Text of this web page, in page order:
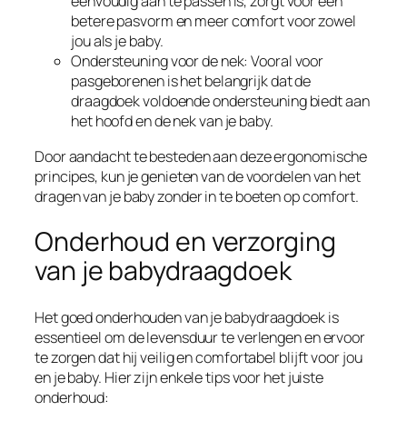
betere pasvorm en meer comfort voor zowel
jou als je baby.
Ondersteuning voor de nek: Vooral voor
pasgeborenen is het belangrijk dat de
draagdoek voldoende ondersteuning biedt aan
het hoofd en de nek van je baby.
Door aandacht te besteden aan deze ergonomische
principes, kun je genieten van de voordelen van het
dragen van je baby zonder in te boeten op comfort.
Onderhoud en verzorging
van je babydraagdoek
Het goed onderhouden van je babydraagdoek is
essentieel om de levensduur te verlengen en ervoor
te zorgen dat hij veilig en comfortabel blijft voor jou
en je baby. Hier zijn enkele tips voor het juiste
onderhoud: